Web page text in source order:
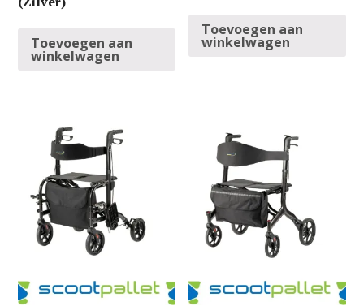
Toevoegen aan
winkelwagen
Toevoegen aan
winkelwagen